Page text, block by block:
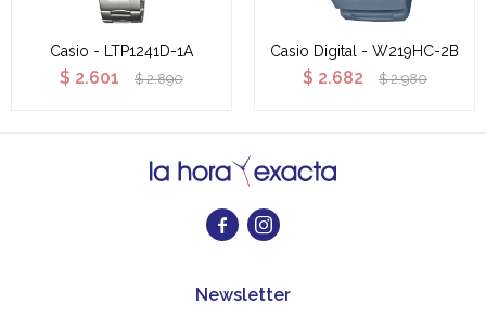
Casio - LTP1241D-1A
$ 2.601 $ 2.890
Casio Digital - W219HC-2B
$ 2.682 $ 2.980
 
Newsletter